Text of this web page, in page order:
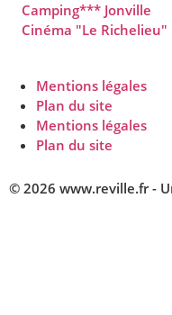
Camping*** Jonville
Cinéma "Le Richelieu"
Mentions légales
Plan du site
Mentions légales
Plan du site
© 2026 www.reville.fr -